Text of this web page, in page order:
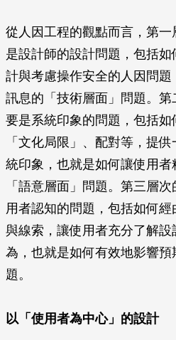
從人因工程的觀點而言，第
是設計師的設計問題，包括
計與考慮操作安全的人因問
訊息的「技術層面」問題。
要是系統印象的問題，包括如
「文化局限」、配對等，提
統印象，也就是如何讓使用
「語意層面」問題。第三層
用者認知的問題，包括如何
與線索，讓使用者充分了解
為，也就是如何有效地影響
題。
以「使用者為中心」的設計